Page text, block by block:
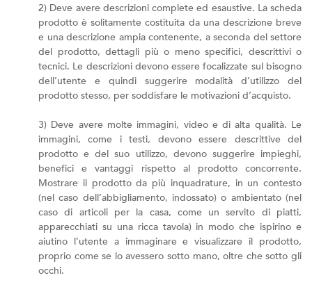
2) Deve avere descrizioni complete ed esaustive. La scheda
prodotto è solitamente costituita da una descrizione breve
e una descrizione ampia contenente, a seconda del settore
del prodotto, dettagli più o meno specifici, descrittivi o
tecnici. Le descrizioni devono essere focalizzate sul bisogno
dell’utente e quindi suggerire modalità d’utilizzo del
prodotto stesso, per soddisfare le motivazioni d’acquisto.
3) Deve avere molte immagini, video e di alta qualità. Le
immagini, come i testi, devono essere descrittive del
prodotto e del suo utilizzo, devono suggerire impieghi,
benefici e vantaggi rispetto al prodotto concorrente.
Mostrare il prodotto da più inquadrature, in un contesto
(nel caso dell’abbigliamento, indossato) o ambientato (nel
caso di articoli per la casa, come un servito di piatti,
apparecchiati su una ricca tavola) in modo che ispirino e
aiutino l’utente a immaginare e visualizzare il prodotto,
proprio come se lo avessero sotto mano, oltre che sotto gli
occhi.